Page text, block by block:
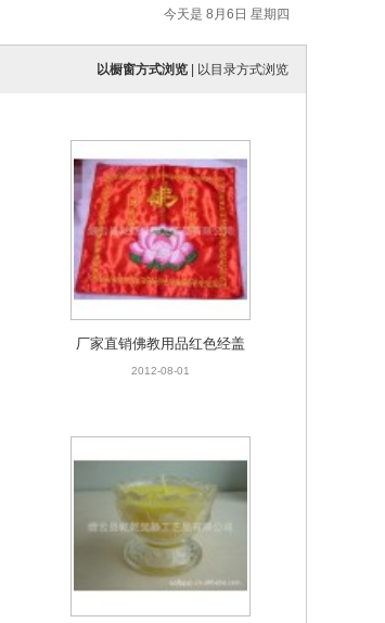
今天是 8月6日 星期四
以橱窗方式浏览 以目录方式浏览
厂家直销佛教用品红色经盖
布 经盖 佛教用品批发 绣品
2012-08-01